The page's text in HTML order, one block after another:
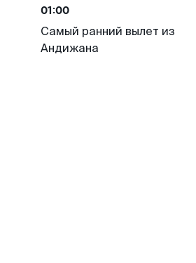
01:00
Самый ранний вылет из
Андижана